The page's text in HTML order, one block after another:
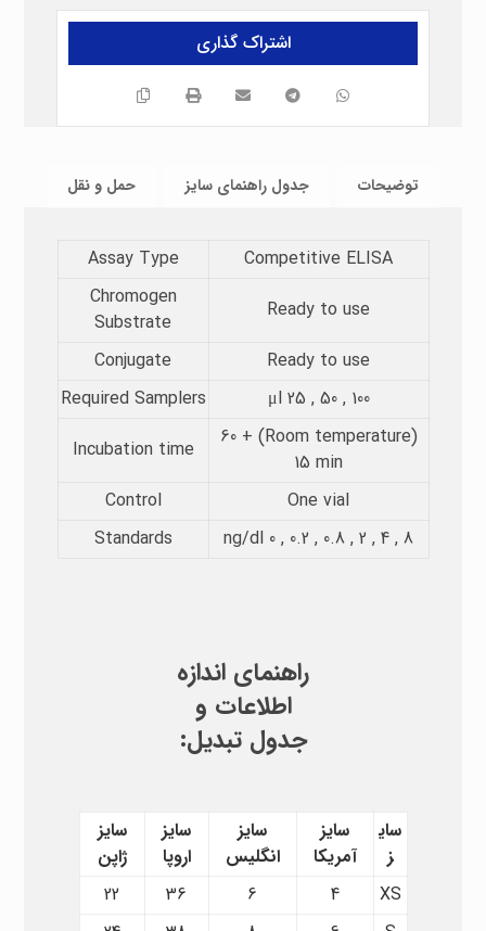
توضیحات جدول راهنمای سایز حمل و نقل
Competitive ELISA
Assay Type​
Ready to use
Chromogen
Substrate​
Ready to use
Conjugate
μl 25 , 50 , 100
Required Samplers​
(Room temperature) 60 +
15 min
Incubation time​
One vial
Control
8 , 4 , 2 , 0.8 , 0.2 , 0 ng/dl
Standards
راهنمای اندازه
اطلاعات و
جدول تبدیل:
سای
ز
سایز
آمریکا
سایز
انگلیس
سایز
اروپا
سایز
ژاپن
XS
4
6
36
22